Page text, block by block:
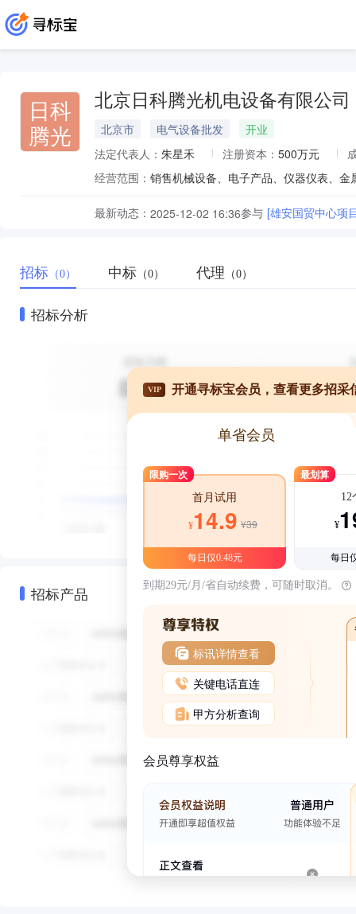
日科
腾光
北京日科腾光机电设备有限公司
北京市 电气设备批发
开业
法定代表人： 朱星禾 注册资本： 500万元
经营范围：
最新动态： 2025-12-02 16:36参与 [雄安国贸中心项
招标 （0） 中标 （0） 代理 （0）
招标分析
招标产品
VIP 开通寻标宝会员，查看更多招采
单省会员
限购一次
首月试用
¥14.9 ¥39
每日仅0.48元
最划算
12
¥
每日
到期29元/月/省自动续费，可随时取消。
标讯详情查看
关键电话直连
甲方分析查询
会员尊享权益